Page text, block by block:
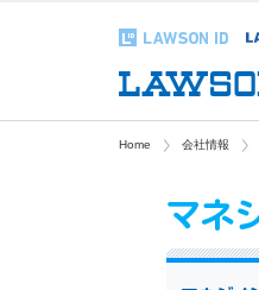
Home 会社情報